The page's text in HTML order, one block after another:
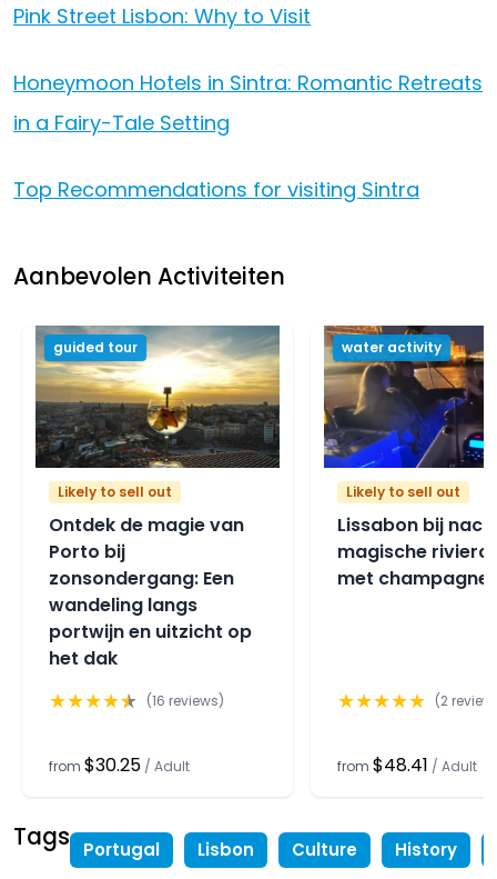
Pink Street Lisbon: Why to Visit
Honeymoon Hotels in Sintra: Romantic Retreats
in a Fairy-Tale Setting
Top Recommendations for visiting Sintra
Aanbevolen Activiteiten
guided tour
Likely to sell out
Ontdek de magie van
Porto bij
zonsondergang: Een
wandeling langs
portwijn en uitzicht op
het dak
★★★★★ (16 reviews)
from $30.25 / Adult
water activity
Likely to sell out
Lissabon bij
magische
met champagne
★★★★★ (2
from $48.41 / Adult
Tags Portugal Lisbon Culture History